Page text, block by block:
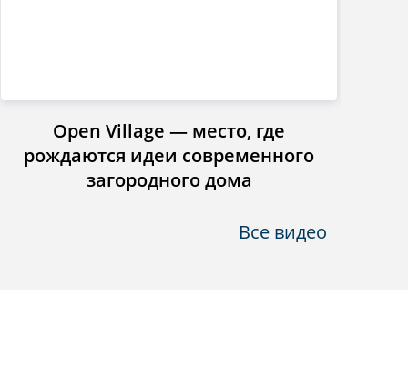
Open Village — место, где
рождаются идеи современного
загородного дома
Все видео